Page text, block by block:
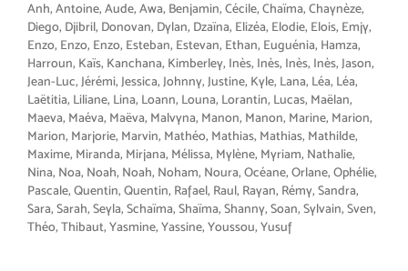
Anh, Antoine, Aude, Awa, Benjamin, Cécile, Chaïma, Chaynèze,
Diego, Djibril, Donovan, Dylan, Dzaïna, Elizéa, Elodie, Elois, Emjy,
Enzo, Enzo, Enzo, Esteban, Estevan, Ethan, Euguénia, Hamza,
Harroun, Kaïs, Kanchana, Kimberley, Inès, Inès, Inès, Inès, Jason,
Jean-Luc, Jérémi, Jessica, Johnny, Justine, Kyle, Lana, Léa, Léa,
Laëtitia, Liliane, Lina, Loann, Louna, Lorantin, Lucas, Maëlan,
Maeva, Maéva, Maëva, Malvyna, Manon, Manon, Marine, Marion,
Marion, Marjorie, Marvin, Mathéo, Mathias, Mathias, Mathilde,
Maxime, Miranda, Mirjana, Mélissa, Mylène, Myriam, Nathalie,
Nina, Noa, Noah, Noah, Noham, Noura, Océane, Orlane, Ophélie,
Pascale, Quentin, Quentin, Rafael, Raul, Rayan, Rémy, Sandra,
Sara, Sarah, Seyla, Schaïma, Shaïma, Shanny, Soan, Sylvain, Sven,
Théo, Thibaut, Yasmine, Yassine, Youssou, Yusuf